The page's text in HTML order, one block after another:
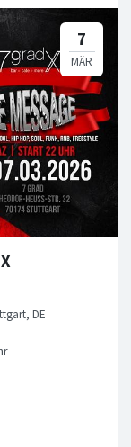
DE